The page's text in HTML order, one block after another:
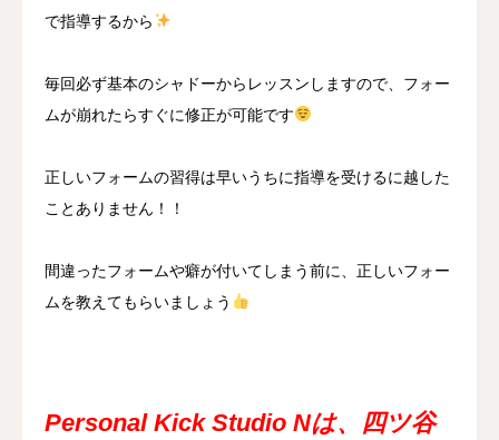
で指導するから
毎回必ず基本のシャドーからレッスンしますので、フォー
ムが崩れたらすぐに修正が可能です
正しいフォームの習得は早いうちに指導を受けるに越した
ことありません！！
間違ったフォームや癖が付いてしまう前に、正しいフォー
ムを教えてもらいましょう
Personal Kick Studio Nは、四ツ谷